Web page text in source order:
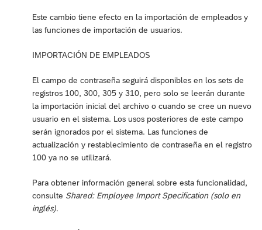
Este cambio tiene efecto en la importación de empleados y
las funciones de importación de usuarios.
IMPORTACIÓN DE EMPLEADOS
El campo de contraseña seguirá disponibles en los sets de
registros 100, 300, 305 y 310, pero solo se leerán durante
la importación inicial del archivo o cuando se cree un nuevo
usuario en el sistema. Los usos posteriores de este campo
serán ignorados por el sistema. Las funciones de
actualización y restablecimiento de contraseña en el registro
100 ya no se utilizará.
Para obtener información general sobre esta funcionalidad,
consulte Shared: Employee Import Specification (solo en
inglés).